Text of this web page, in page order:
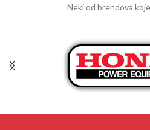
Neki od brendova